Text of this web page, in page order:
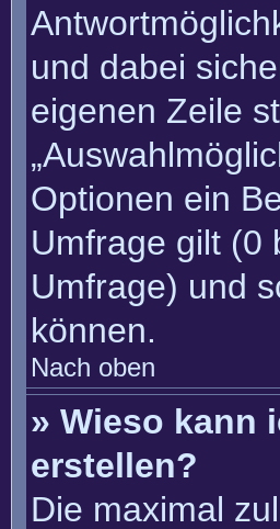
und dabei
eigenen Zeile
Optionen ein
Umfrage gilt (0
Umfrage) und
können.
Nach oben
» Wieso kann
erstellen?
Die maximal